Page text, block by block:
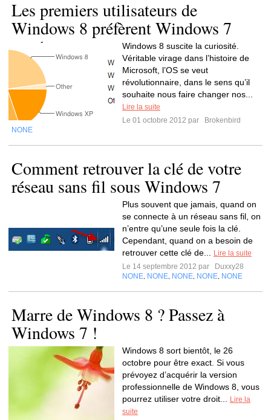
Les premiers utilisateurs de
Windows 8 préfèrent Windows 7
Windows 8 suscite la curiosité.
Véritable virage dans l’histoire de
Microsoft, l’OS se veut
révolutionnaire, dans le sens qu’il
souhaite nous faire changer nos...
Lire la suite
Le 01 octobre 2012 par
Brokenbird
NONE
Comment retrouver la clé de votre
réseau sans fil sous Windows 7
Plus souvent que jamais, quand on
se connecte à un réseau sans fil, on
n’entre qu’une seule fois la clé.
Cependant, quand on a besoin de
retrouver cette clé de...
Lire la suite
Le 14 septembre 2012 par
Duxxy28
NONE NONE NONE NONE NONE
Marre de Windows 8 ? Passez à
Windows 7 !
Windows 8 sort bientôt, le 26
octobre pour être exact. Si vous
prévoyez d’acquérir la version
professionnelle de Windows 8, vous
pourrez utiliser votre droit...
Lire la
suite